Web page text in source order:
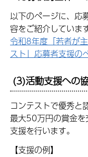
以下のページに、応
容をご紹介していま
令和8年度「若者が
スト」応募者支援の
(3)活動支援への
コンテストで優秀と
最大50万円の賞金を
支援を行います。
【支援の例】